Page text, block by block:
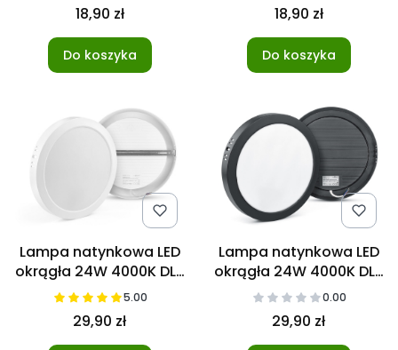
18,90 zł
Do koszyka
18,90 zł
Do koszyka
Lampa natynkowa LED
okrągła 24W 4000K DL-
1
5.00
29,90 zł
Lampa natynkowa LED
okrągła 24W 4000K DL-
1 czarna0.00
29,90 zł